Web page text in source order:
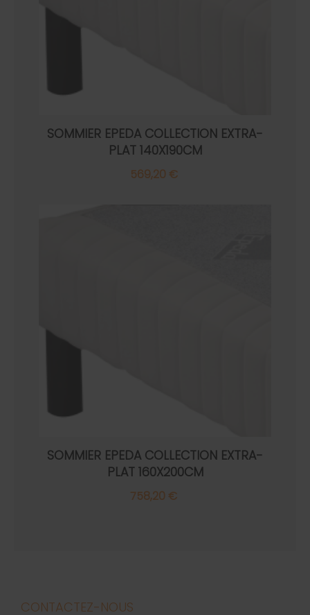
SOMMIER EPEDA COLLECTION EXTRA-
PLAT 140X190CM
569,20 €
SOMMIER EPEDA COLLECTION EXTRA-
PLAT 160X200CM
758,20 €
CONTACTEZ-NOUS